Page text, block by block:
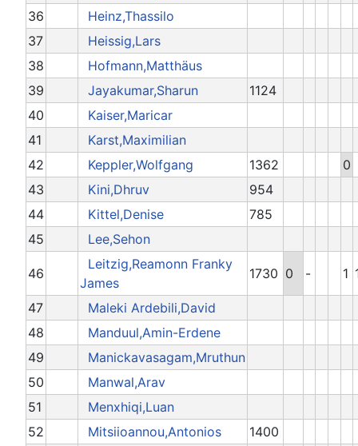
36
Heinz,Thassilo
37
Heissig,Lars
38
Hofmann,Matthäus
39
Jayakumar,Sharun
1124
40
Kaiser,Maricar
41
Karst,Maximilian
42
Keppler,Wolfgang 1362
0
43
Kini,Dhruv
954
44
Kittel,Denise
785
45
Lee,Sehon
46
Leitzig,Reamonn Franky
James
1730 0 - 1
47
Maleki Ardebili,David
48
Manduul,Amin-Erdene
49
Manickavasagam,Mruthun
50
Manwal,Arav
51
Menxhiqi,Luan
52
Mitsiioannou,Antonios
1400